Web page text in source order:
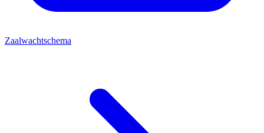
Zaalwachtschema